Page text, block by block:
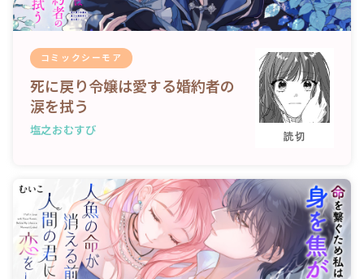
コミックシーモア
死に戻り令嬢は愛する婚約者の
涙を拭う
塩之おむすび 読切